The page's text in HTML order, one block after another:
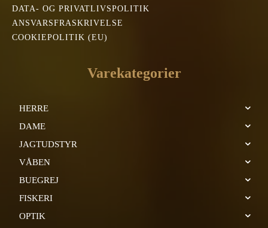
DATA- OG PRIVATLIVSPOLITIK
ANSVARSFRASKRIVELSE
COOKIEPOLITIK (EU)
Varekategorier
HERRE
DAME
JAGTUDSTYR
VÅBEN
BUEGREJ
FISKERI
OPTIK